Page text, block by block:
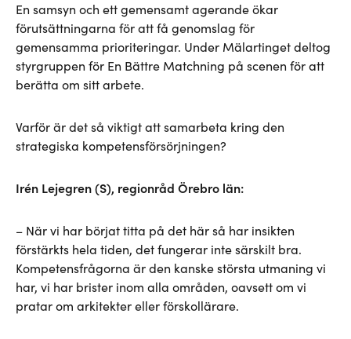
En samsyn och ett gemensamt agerande ökar
förutsättningarna för att få genomslag för
gemensamma prioriteringar. Under Mälartinget deltog
styrgruppen för En Bättre Matchning på scenen för att
berätta om sitt arbete.
Varför är det så viktigt att samarbeta kring den
strategiska kompetensförsörjningen?
Irén Lejegren (S), regionråd Örebro län:
– När vi har börjat titta på det här så har insikten
förstärkts hela tiden, det fungerar inte särskilt bra.
Kompetensfrågorna är den kanske största utmaning vi
har, vi har brister inom alla områden, oavsett om vi
pratar om arkitekter eller förskollärare.